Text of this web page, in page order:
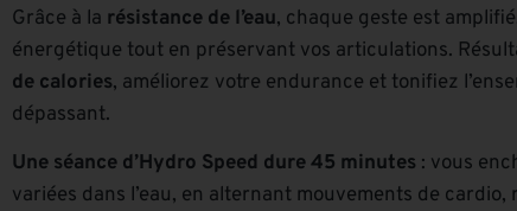
Grâce à la résistance de l’eau, chaque geste est
énergétique tout en préservant vos articulations.
de calories, améliorez votre endurance et tonifiez
dépassant.
Une séance d’Hydro Speed dure 45 minutes : vous
variées dans l’eau, en alternant mouvements de